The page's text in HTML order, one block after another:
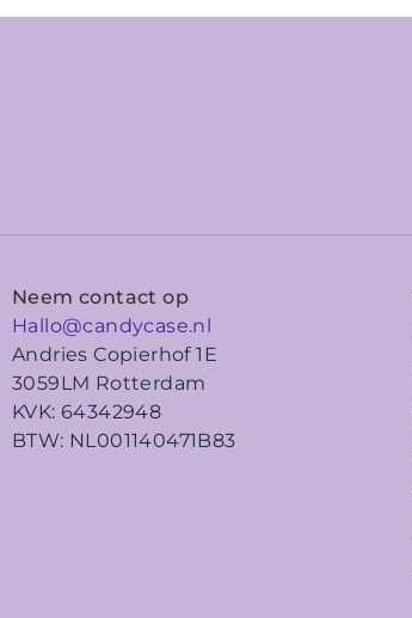
Neem contact op
Hallo@candycase.nl
Andries Copierhof 1E
3059LM Rotterdam
KVK: 64342948
BTW: NL001140471B83